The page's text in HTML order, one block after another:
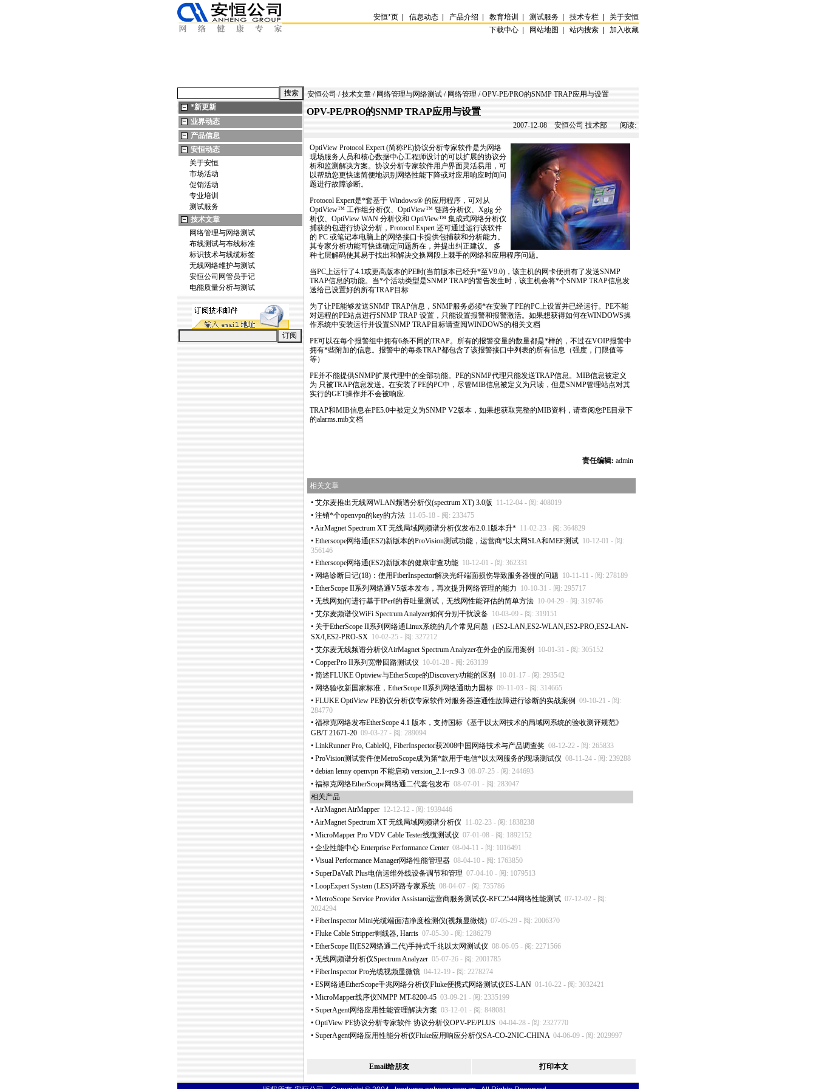
安恒*页 信息动态 产品介绍 教育培训 测试服务 技术专栏
关于安恒
下载中心 |
网站地图 站内搜索 加入收藏
*新更新
业界动态
产品信息
安恒动态
关于安恒
市场活动
促销活动
专业培训
测试服务
技术文章
网络管理与网络测试
布线测试与布线标准
标识技术与线缆标签
无线网络维护与测试
安恒公司网管员手记
电能质量分析与测试
安恒公司 /技术文章 / 网络管理与网络测试 / 网络管理 / OPV-PE/PRO的SNMP TRAP应用与设置
OPV-PE/PRO的SNMP TRAP应用与设置
2007-12-08 安恒公司 技术部 阅读:
OptiView Protocol Expert (简称PE)协议分析专家软件是为网络
现场服务人员和核心数据中心工程师设计的可以扩展的协议分
析和监测解决方案。协议分析专家软件用户界面灵活易用，可
以帮助您更快速简便地识别网络性能下降或对应用响应时间问
题进行故障诊断。
Protocol Expert是*套基于 Windows® 的应用程序，可对从
OptiView™ 工作组分析仪、OptiView™ 链路分析仪、Xgig 分
析仪、OptiView WAN 分析仪和 OptiView™ 集成式网络分析仪
捕获的包进行协议分析，Protocol Expert 还可通过运行该软件
的 PC 或笔记本电脑上的网络接口卡提供包捕获和分析能力。
其专家分析功能可快速确定问题所在，并提出纠正建议。 多
种七层解码使其易于找出和解决交换网段上棘手的网络和应用程序问题。
当PC上运行了4.1或更高版本的PE时(当前版本已经升*至V9.0)，该主机的网卡便拥有了发送SNMP
TRAP信息的功能。当*个活动类型是SNMP TRAP的警告发生时，该主机会将*个SNMP TRAP信息发
送给已设置好的所有TRAP目标
为了让PE能够发送SNMP TRAP信息， SNMP服务必须*在安装了PE的PC上设置并已经运行。 PE不能
对远程的PE站点进行SNMP TRAP 设置，只能设置报警和报警激活。如果想获得如何在WINDOWS操
作系统中安装运行并设置SNMP TRAP目标请查阅WINDOWS的相关文档
PE可以在每个报警组中拥有6条不同的TRAP。所有的报警变量的数量都是*样的，不过在VOIP报警中
拥有*些附加的信息。报警中的每条TRAP都包含了该报警接口中列表的所有信息（强度，门限值等
等）
PE并不能提供SNMP扩展代理中的全部功能。 PE的SNMP代理只能发送TRAP信息。MIB信息被定义
为 只被TRAP信息发送。在安装了PE的PC中，尽管MIB信息被定义为只读，但是SNMP管理站点对其
实行的GET操作并不会被响应.
TRAP和MIB信息在PE5.0中被定义为SNMP V2版本，如果想获取完整的MIB资料，请查阅您PE目录下
的alarms.mib文档
责任编辑: admin
相关文章
• 艾尔麦推出无线网WLAN频谱分析仪(spectrum XT) 3.0版 11-12-04 - 阅: 408019
• 注销*个openvpn的key的方法 11-05-18 - 阅: 233475
•AirMagnet Spectrum XT 无线局域网频谱分析仪发布2.0.1版本升* 11-02-23 - 阅: 364829
• Etherscope网络通(ES2)新版本的ProVision测试功能，运营商*以太网SLA和MEF测试 10-12-01 - 阅:
356146
• Etherscope网络通(ES2)新版本的健康审查功能 10-12-01 - 阅: 362331
• 网络诊断日记(18)：使用FiberInspector解决光纤端面损伤导致服务器慢的问题 10-11-11 - 阅: 278189
• EtherScope II系列网络通V5版本发布，再次提升网络管理的能力 10-10-31 - 阅: 295717
• 无线网如何进行基于IPerf的吞吐量测试，无线网性能评估的简单方法 10-04-29 - 阅: 319746
• 艾尔麦频谱仪WiFi Spectrum Analyzer如何分别干扰设备 10-03-09 - 阅: 319151
• 关于EtherScope II系列网络通Linux系统的几个常见问题（ES2-LAN,ES2-WLAN,ES2-PRO,ES2-LAN-
SX/I,ES2-PRO-SX 10-02-25 - 阅: 327212
• 艾尔麦无线频谱分析仪AirMagnet Spectrum Analyzer在外企的应用案例
10-01-31 - 阅: 305152
• CopperPro II系列宽带回路测试仪 10-01-28 - 阅: 263139
• 简述FLUKE Optiview与EtherScope的Discovery功能的区别
10-01-17 - 阅: 293542
• 网络验收新国家标准，EtherScope II系列网络通助力国标 09-11-03 - 阅: 314665
• FLUKE OptiView PE协议分析仪专家软件对服务器连通性故障进行诊断的实战案例 09-10-21 - 阅:
284770
• 福禄克网络发布EtherScope 4.1 版本，支持国标《基于以太网技术的局域网系统的验收测评规范》
GB/T 21671-20 09-03-27 - 阅: 289094
• LinkRunner Pro, CableIQ, FiberInspector获2008中国网络技术与产品调查奖 08-12-22 - 阅: 265833
• ProVision测试套件使MetroScope成为第*款用于电信*以太网服务的现场测试仪 08-11-24 - 阅: 239288
• debian lenny openvpn 不能启动 version_2.1~rc9-3 08-07-25 - 阅: 244693
• 福禄克网络EtherScope网络通二代套包发布 08-07-01 - 阅: 283047
相关产品
•AirMagnet AirMapper 12-12-12 - 阅: 1939446
•AirMagnet Spectrum XT 无线局域网频谱分析仪 11-02-23 - 阅: 1838238
• MicroMapper Pro VDV Cable Tester线缆测试仪 07-01-08 - 阅: 1892152
• 企业性能中心 Enterprise Performance Center 08-04-11 - 阅: 1016491
• Visual Performance Manager网络性能管理器 08-04-10 - 阅: 1763850
• SuperDaVaR Plus电信运维外线设备调节和管理 07-04-10 - 阅: 1079513
• LoopExpert System (LES)环路专家系统 08-04-07 - 阅: 735786
• MetroScope Service Provider Assistant运营商服务测试仪-RFC2544网络性能测试 07-12-02 - 阅:
2024294
• FiberInspector Mini光缆端面洁净度检测仪(视频显微镜) 07-05-29 - 阅: 2006370
• Fluke Cable Stripper剥线器, Harris 07-05-30 - 阅: 1286279
• EtherScope II(ES2网络通二代)手持式千兆以太网测试仪 08-06-05 - 阅: 2271566
• 无线网频谱分析仪Spectrum Analyzer 05-07-26 - 阅: 2001785
• FiberInspector Pro光缆视频显微镜 04-12-19 - 阅: 2278274
• ES网络通EtherScope千兆网络分析仪|Fluke便携式网络测试仪ES-LAN 01-10-22 - 阅: 3032421
• MicroMapper线序仪NMPP MT-8200-45 03-09-21 - 阅: 2335199
• SuperAgent网络应用性能管理解决方案 03-12-01 - 阅: 848081
• OptiView PE协议分析专家软件 协议分析仪OPV-PE/PLUS 04-04-28 - 阅: 2327770
• SuperAgent网络应用性能分析仪Fluke应用响应分析仪SA-CO-2NIC-CHINA 04-06-09 - 阅: 2029997
Email给朋友 打印本文